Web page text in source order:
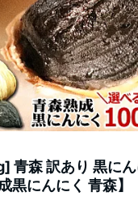
森 訳あり 黒に
にんにく 青森】